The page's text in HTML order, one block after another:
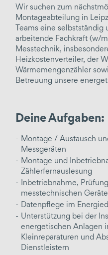
Kälte
Druckluft
Quartiersversorgung
BHKW
E-Mobility
Projektkoordination
Entgeltprüfung
Abrechnung der
Energiedatenmanagement
Mieterstrom
Netzmanagement
Ersatzwertberechnung
Wir suchen zum
Montageabteilung in
Teams eine
arbeitende Fachkraft (w/
Messtechnik,
Heizkostenverteiler, der
Wärmemengenzähler
Betreuung unsere
Deine Aufgaben:
Montage / Austausch
Messgeräten
Montage und
Zählerfernauslesung
Inbetriebnahme,
messtechnischen
Datenpflege im
Unterstützung bei der
energetischen Anlagen
Kleinreparaturen und
Dienstleistern